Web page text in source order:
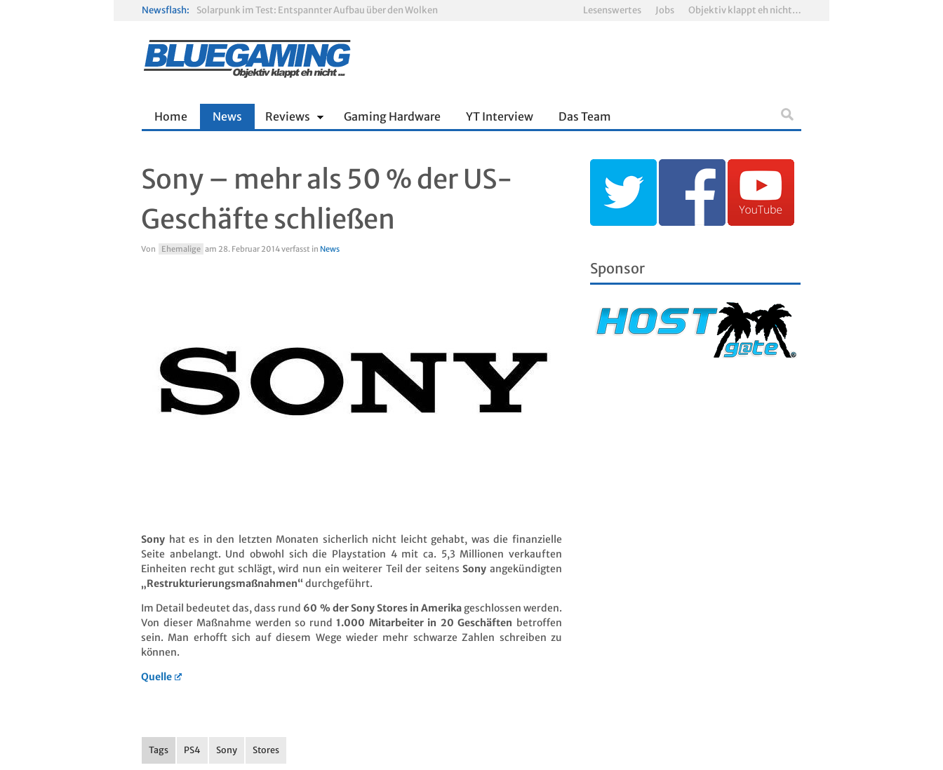
Newsflash:
Solarpunk im Test: Entspannter Aufbau über den Wolken
Gamescom 2026: Sony fehlt zum siebten Mal in Folge
R.E.P.O. im Test: Chaos, Koop und viel Spannung
Lesenswertes Jobs Objektiv klappt eh nicht…
Home News Reviews Gaming Hardware YT Interview Das Team
Sony – mehr als 50 % der US-
Geschäfte schließen
Von Ehemalige am 28. Februar 2014verfasst in News
Sony hat es in den letzten Monaten sicherlich nicht leicht gehabt, was die finanzielle
Seite anbelangt. Und obwohl sich die Playstation 4 mit ca. 5,3 Millionen verkauften
Einheiten recht gut schlägt, wird nun ein weiterer Teil der seitensSony angekündigten
„Restrukturierungsmaßnahmen“ durchgeführt.
Im Detail bedeutet das, dass rund 60 % der Sony Stores in Amerikageschlossen werden.
Von dieser Maßnahme werden so rund1.000 Mitarbeiter in 20 Geschäften betroffen
sein. Man erhofft sich auf diesem Wege wieder mehr schwarze Zahlen schreiben zu
können.
Quelle
Tags PS4 Sony Stores
Sponsor